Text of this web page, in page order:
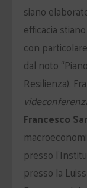
siano
efficacia
con
dal noto
Resilienza).
Francesco
presso
presso la